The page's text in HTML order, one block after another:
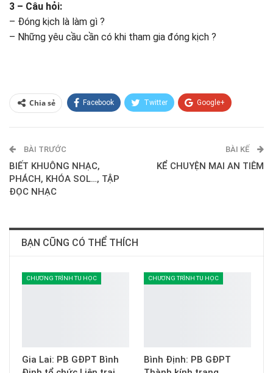
3 – Câu hỏi:
– Đóng kịch là làm gì ?
– Những yêu cầu cần có khi tham gia đóng kịch ?
Chia sẻ Facebook Twitter Google+
E-mail
BÀI TRƯỚC
BIẾT KHUÔNG NHẠC,
PHÁCH, KHÓA SOL…, TẬP
ĐỌC NHẠC
BÀI KẾ
KỂ CHUYỆN MAI AN TIÊM
BẠN CŨNG CÓ THỂ THÍCH
CHƯƠNG TRÌNH TU HỌC
Gia Lai: PB GĐPT Bình
CHƯƠNG TRÌNH TU HỌC
Bình Định: PB GĐPT